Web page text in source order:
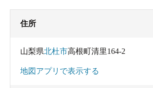
住所
山梨県北杜市高根町清里164-2
地図アプリで表示する